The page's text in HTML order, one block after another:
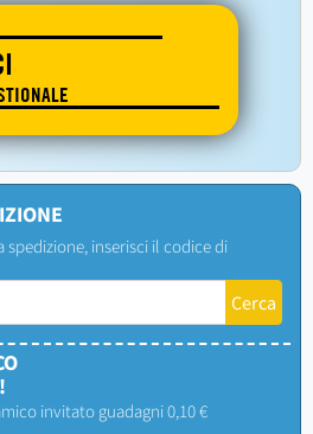
inserisci il codice di
invitato guadagni 0,10 €